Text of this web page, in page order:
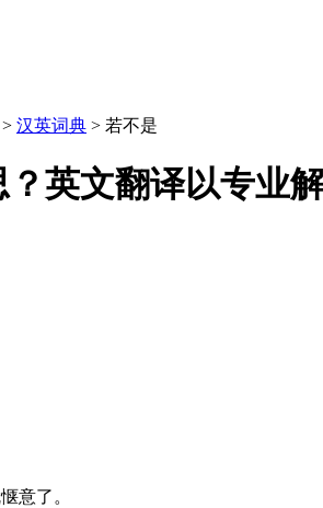
> 汉英词典 > 若不是
英文翻译以专业
意了。